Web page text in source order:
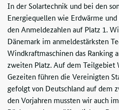
In der Solartechnik und bei den
Energiequellen wie Erdwärme
den Anmeldezahlen auf Platz 1.
Dänemark im anmeldestärksten
Windkraftmaschinen das Ranking
zweiten Platz. Auf dem Teilgebiet
Gezeiten führen die Vereinigten
gefolgt von Deutschland auf dem
den Vorjahren mussten wir auch